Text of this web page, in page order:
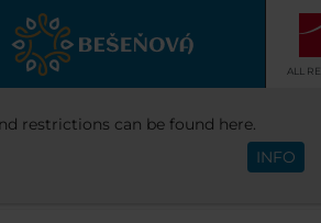
ALL
WELLNESS & SPA
DATES OF
restrictions can be found here.
INFO